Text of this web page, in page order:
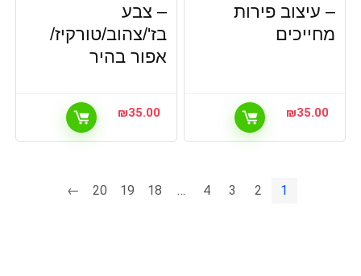
– עיצוב פירות
מחייכים
₪35.00
– צבע
בז'/צהוב/טורקיז/
אפור בהיר
₪35.00
1
2
3
4
…
18
19
20
←